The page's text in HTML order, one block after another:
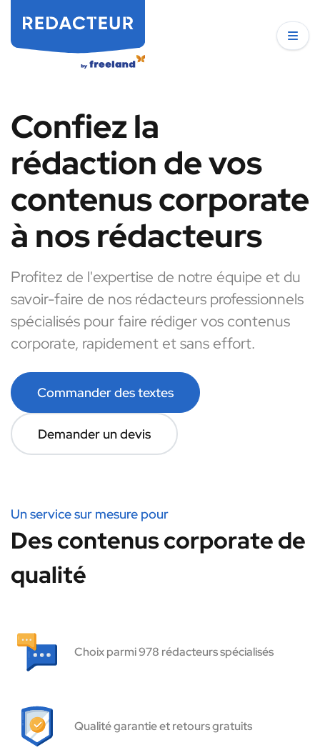
Confiez la
rédaction de vos
contenus corporate
à nos rédacteurs
Profitez de l'expertise de notre équipe et du
savoir-faire de nos rédacteurs professionnels
spécialisés pour faire rédiger vos contenus
corporate, rapidement et sans effort.
Commander des textes
Demander un devis
Un service sur mesure pour
Des contenus corporate de
qualité
Choix parmi 978 rédacteurs spécialisés
Qualité garantie et retours gratuits